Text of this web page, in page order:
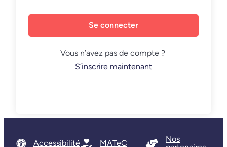
Se connecter
Vous n’avez pas de compte ?
S’inscrire maintenant
Accessibilité MATeC
Nos